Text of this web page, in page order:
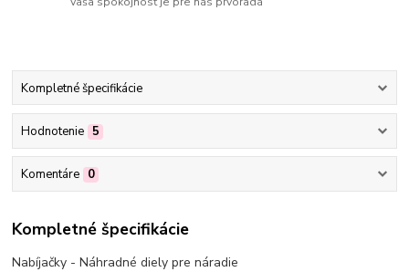
Kompletné špecifikácie
Hodnotenie 5
Komentáre 0
Kompletné špecifikácie
Nabíjačky - Náhradné diely pre náradie